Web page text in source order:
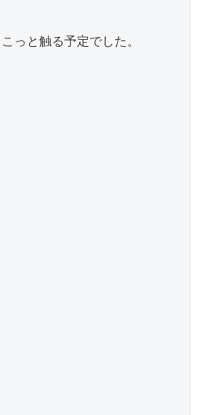
っと触る予定でした。